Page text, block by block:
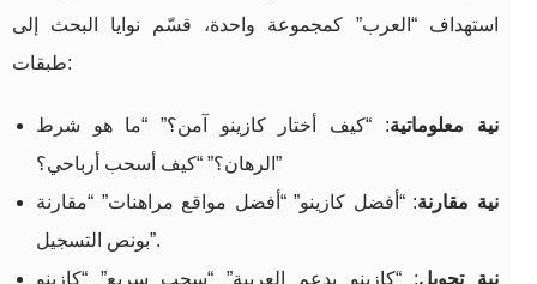
استهداف “العرب” كمجموعة واحدة، قسّم نوايا البحث إلى
طبقات:
نية معلوماتية: “كيف أختار كازينو آمن؟” “ما هو شرط
الرهان؟” “كيف أسحب أرباحي؟”
نية مقارنة: “أفضل كازينو” “أفضل مواقع مراهنات” “مقارنة
بونص التسجيل”.
نية تحويل: “كازينو يدعم العربية” “سحب سريع” “كازينو